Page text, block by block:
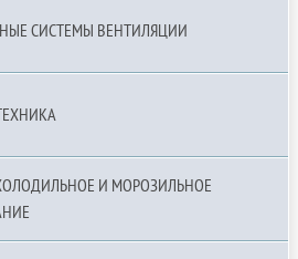
СИСТЕМЫ ВЕНТИЛЯЦИИ
И МОРОЗИЛЬНОЕ